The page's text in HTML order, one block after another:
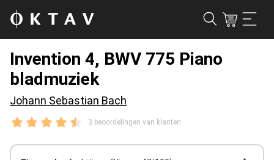
Invention 4, BWV 775 Piano
bladmuziek
Johann Sebastian Bach
3 beoordelingen van klanten